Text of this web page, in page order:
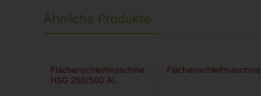
Ähnliche Produkte
Flächenschleifmaschine
HSG 250/500 AL
Flächenschleifmaschine